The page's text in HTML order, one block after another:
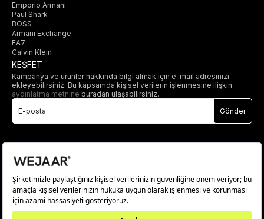
Emporio Armani
Paul Shark
BOSS
Armani Exchange
EA7
Calvin Klein
KEŞFET
Kampanya ve ürünler hakkında bilgi almak için e-mail adresinizi
ekleyebilirsiniz. Bu kapsamda kişisel verilerin işlenmesine ilişkin
aydınlatma metnine buradan ulaşabilirsiniz.
Gönder
© 2025 wejaar.com.tr. tüm hakları saklıdır.